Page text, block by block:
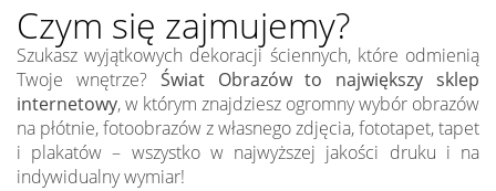
Czym się zajmujemy?
Szukasz wyjątkowych dekoracji ściennych, które odmienią
Twoje wnętrze? Świat Obrazów to największy sklep
internetowy, w którym znajdziesz ogromny wybór obrazów
na płótnie, fotoobrazów z własnego zdjęcia, fototapet, tapet
i plakatów – wszystko w najwyższej jakości druku i na
indywidualny wymiar!